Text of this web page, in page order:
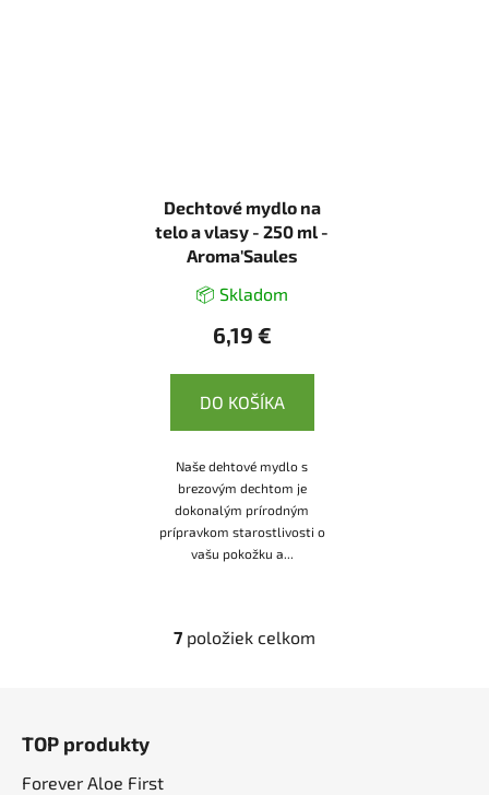
Dechtové mydlo na
telo a vlasy - 250 ml -
Aroma'Saules
📦 Skladom
6,19 €
DO KOŠÍKA
Naše dehtové mydlo s
brezovým dechtom je
dokonalým prírodným
prípravkom starostlivosti o
vašu pokožku a...
O
7 položiek celkom
TOP produkty
Forever Aloe First